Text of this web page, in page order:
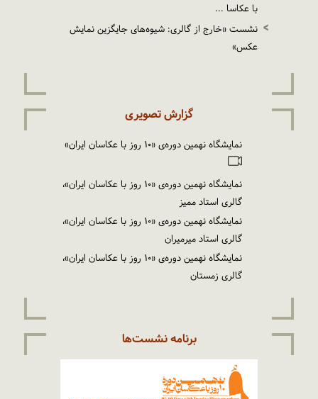
با عکاسا ...
نشست «خارج از گالری: شیوه‌های جایگزین نمایش
عکس»
گزارش تصویری
نمایشگاه نهمین دوره‌ی «۱۰ روز با عکاسان ایران»
نمایشگاه نهمین دوره‌ی «۱۰ روز با عکاسان ایران»،
گالری استاد ممیز
نمایشگاه نهمین دوره‌ی «۱۰ روز با عکاسان ایران»،
گالری استاد میرمیران
نمایشگاه نهمین دوره‌ی «۱۰ روز با عکاسان ایران»،
گالری زمستان
برنامه نشست‌ها